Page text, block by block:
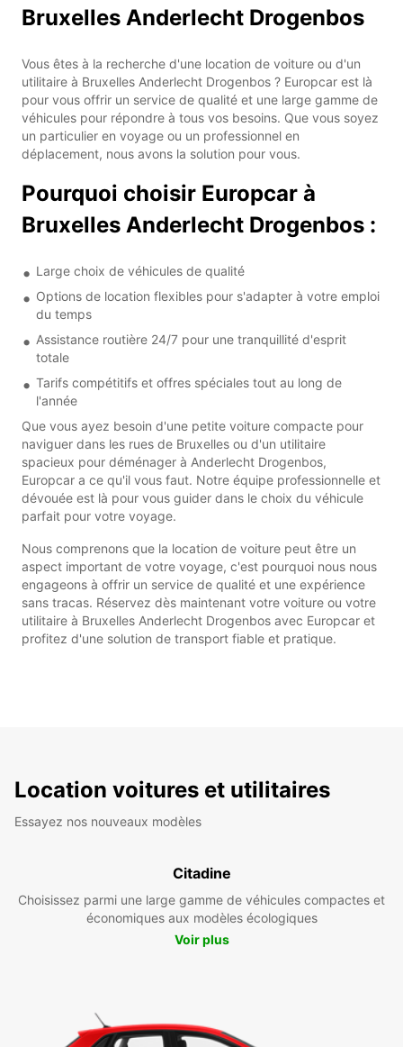
Bruxelles Anderlecht Drogenbos
Vous êtes à la recherche d'une location de voiture ou d'un
utilitaire à Bruxelles Anderlecht Drogenbos ? Europcar est là
pour vous offrir un service de qualité et une large gamme de
véhicules pour répondre à tous vos besoins. Que vous soyez
un particulier en voyage ou un professionnel en
déplacement, nous avons la solution pour vous.
Pourquoi choisir Europcar à
Bruxelles Anderlecht Drogenbos :
Large choix de véhicules de qualité
Options de location flexibles pour s'adapter à votre emploi
du temps
Assistance routière 24/7 pour une tranquillité d'esprit
totale
Tarifs compétitifs et offres spéciales tout au long de
l'année
Que vous ayez besoin d'une petite voiture compacte pour
naviguer dans les rues de Bruxelles ou d'un utilitaire
spacieux pour déménager à Anderlecht Drogenbos,
Europcar a ce qu'il vous faut. Notre équipe professionnelle et
dévouée est là pour vous guider dans le choix du véhicule
parfait pour votre voyage.
Nous comprenons que la location de voiture peut être un
aspect important de votre voyage, c'est pourquoi nous nous
engageons à offrir un service de qualité et une expérience
sans tracas. Réservez dès maintenant votre voiture ou votre
utilitaire à Bruxelles Anderlecht Drogenbos avec Europcar et
profitez d'une solution de transport fiable et pratique.
Location voitures et utilitaires
Essayez nos nouveaux modèles
Citadine
Choisissez parmi une large gamme de véhicules compactes et
économiques aux modèles écologiques
Voir plus